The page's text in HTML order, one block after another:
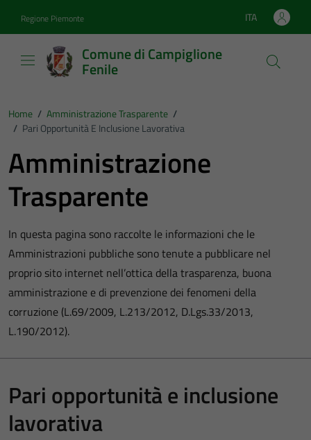
Regione Piemonte Lingua attiva:
ITA
Comune di Campiglione
Fenile
Home / Amministrazione Trasparente /
/ Pari Opportunità E Inclusione Lavorativa
Amministrazione
Trasparente
In questa pagina sono raccolte le informazioni che le
Amministrazioni pubbliche sono tenute a pubblicare nel
proprio sito internet nell’ottica della trasparenza, buona
amministrazione e di prevenzione dei fenomeni della
corruzione (L.69/2009, L.213/2012, D.Lgs.33/2013,
L.190/2012).
Pari opportunità e inclusione
lavorativa